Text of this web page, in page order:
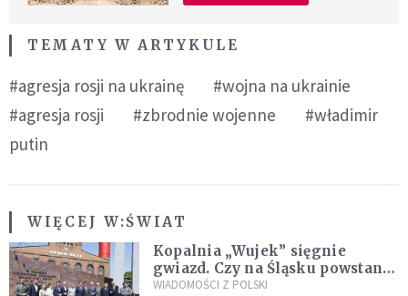
TEMATY W ARTYKULE
#agresja rosji na ukrainę
#wojna na ukrainie
#agresja rosji
#zbrodnie wojenne
#władimir
putin
WIĘCEJ W:ŚWIAT
Kopalnia „Wujek” sięgnie
gwiazd. Czy na Śląsku powstanie
„Dolina Krzemowa”?
WIADOMOŚCI Z POLSKI